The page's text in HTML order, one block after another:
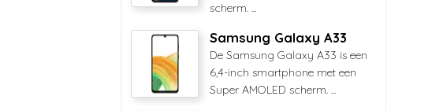
scherm. ...
Samsung Galaxy A33
De Samsung Galaxy A33 is een
6,4-inch smartphone met een
Super AMOLED scherm. ...